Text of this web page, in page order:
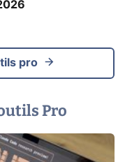
pro
Pro